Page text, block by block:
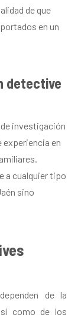
de que
en un
detective
investigación
experiencia en
a cualquier tipo
sino
de la
como de los